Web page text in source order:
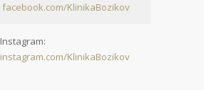
facebook.com/KlinikaBozikov
Instagram:
instagram.com/KlinikaBozikov